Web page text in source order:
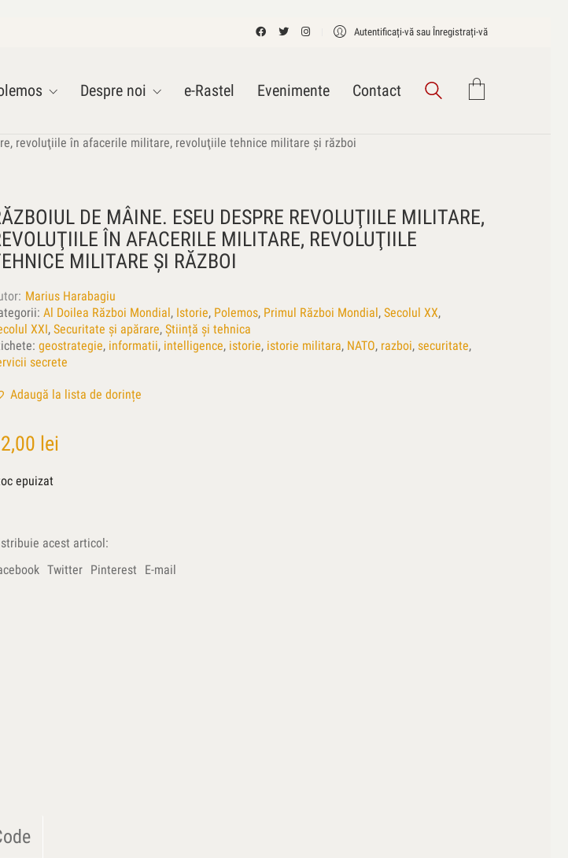
Autentificați-vă sau Înregistrați-vă
Despre noi e-Rastel Evenimente Contact
revoluţiile în afacerile militare, revoluţiile tehnice militare şi război
DE MÂINE. ESEU DESPRE REVOLUŢIILE MILITARE,
ÎN AFACERILE MILITARE, REVOLUŢIILE
MILITARE ŞI RĂZBOI
Marius Harabagiu
Al Doilea Război Mondial, Istorie, Polemos, Primul Război Mondial, Secolul XX,
XXI, Securitate și apărare, Știință și tehnica
geostrategie, informatii, intelligence, istorie, istorie militara, NATO, razboi, securitate,
secrete
Adaugă la lista de dorințe
lei
epuizat
acest articol:
Twitter Pinterest E-mail